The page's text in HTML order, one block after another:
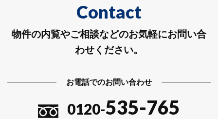
Contact
物件の内覧やご相談などのお気軽にお問い合
わせください。
お電話でのお問い合わせ
0120-535-765